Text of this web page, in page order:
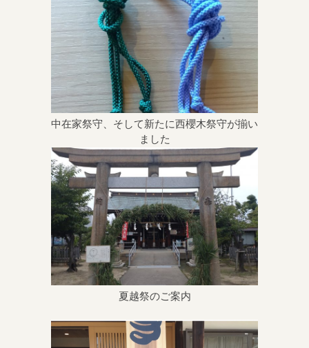
中在家祭守、そして新たに西櫻木祭守が揃い
ました
夏越祭のご案内